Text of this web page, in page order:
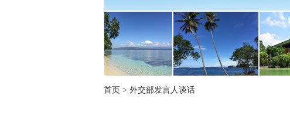
首页 > 外交部发言人谈话